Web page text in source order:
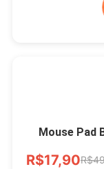
Mouse Pad
R$17,90